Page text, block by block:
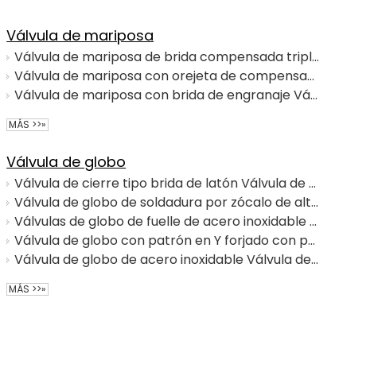
Válvula de mariposa
Válvula de mariposa de brida compensada triple de bronce de aluminio C95500
Válvula de mariposa con orejeta de compensación triple
Válvula de mariposa con brida de engranaje Válvula de mariposa industrial
MÁS >>»
Válvula de globo
Válvula de cierre tipo brida de latón Válvula de globo Válvula de latón-2024
Válvula de globo de soldadura por zócalo de alta temperatura y alta presión autosellante de acero inoxidable
Válvulas de globo de fuelle de acero inoxidable con bridas integralmente forjadas
Válvula de globo con patrón en Y forjado con perno medio Válvula de globo
Válvula de globo de acero inoxidable Válvula de cierre de alta resistencia
MÁS >>»